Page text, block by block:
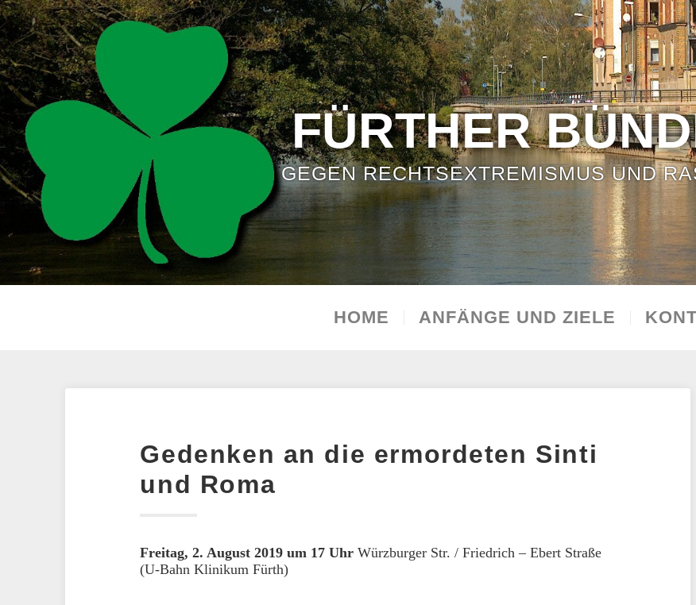
FÜRTHER
GEGEN RECHTSEXTREMISMUS UND
HOME ANFÄNGE UND ZIELE
Gedenken an die ermordeten Sinti
und Roma
Freitag, 2. August 2019 um 17 UhrWürzburger Str. / Friedrich – Ebert Straße
(U-Bahn Klinikum Fürth)